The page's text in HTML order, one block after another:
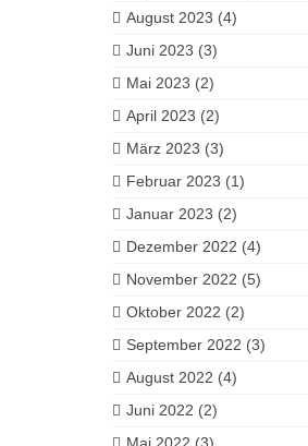
August 2023 (4)
Juni 2023 (3)
Mai 2023 (2)
April 2023 (2)
März 2023 (3)
Februar 2023 (1)
Januar 2023 (2)
Dezember 2022 (4)
November 2022 (5)
Oktober 2022 (2)
September 2022 (3)
August 2022 (4)
Juni 2022 (2)